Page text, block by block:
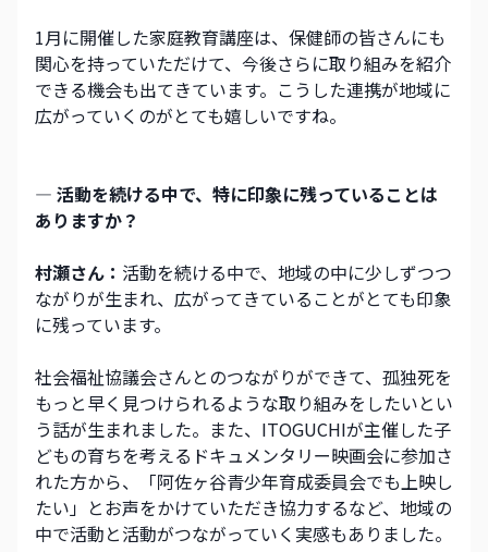
1月に開催した家庭教育講座は、保健師の皆さんにも
関心を持っていただけて、今後さらに取り組みを紹介
できる機会も出てきています。こうした連携が地域に
広がっていくのがとても嬉しいですね。
― 活動を続ける中で、特に印象に残っていることは
ありますか？
村瀬さん： 活動を続ける中で、地域の中に少しずつつ
ながりが生まれ、広がってきていることがとても印象
に残っています。
社会福祉協議会さんとのつながりができて、孤独死を
もっと早く見つけられるような取り組みをしたいとい
う話が生まれました。また、ITOGUCHIが主催した子
どもの育ちを考えるドキュメンタリー映画会に参加さ
れた方から、「阿佐ヶ谷青少年育成委員会でも上映し
たい」とお声をかけていただき協力するなど、地域の
中で活動と活動がつながっていく実感もありました。